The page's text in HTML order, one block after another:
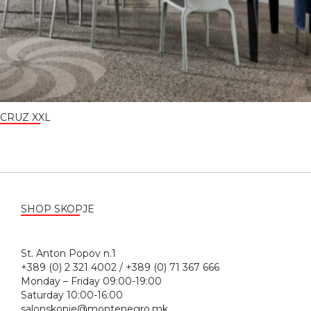
CRUZ XXL
SHOP SKOPJE
St. Anton Popov n.1
+389 (0) 2 321 4002 / +389 (0) 71 367 666
Monday – Friday 09:00-19:00
Saturday 10:00-16:00